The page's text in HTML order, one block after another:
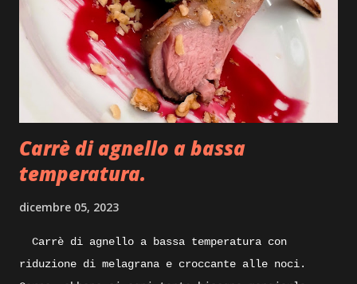
stagionato, prezzemolo, julienne di peperoncino,
pellicola adatta anche per la cottura degli
alimenti. Execution: prepariamo per iniziare
un po’ di bollito con del tacchino, quindi pentola
con acqua carne di tacchino e un pizzico di sale
grosso, portiamo tutto sul forn...
Carrè di agnello a bassa
temperatura.
dicembre 05, 2023
Carrè di agnello a bassa temperatura con
riduzione di melagrana e croccante alle noci.